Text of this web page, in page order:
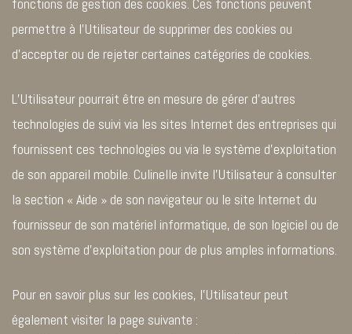
permettre à l’Utilisateur de supprimer des cookies ou
d’accepter ou de rejeter certaines catégories de cookies.
L’Utilisateur pourrait être en mesure de gérer d’autres
technologies de suivi via les sites Internet des entreprises qui
fournissent ces technologies ou via le système d’exploitation
de son appareil mobile. Culinelle invite l’Utilisateur à consulter
la section « Aide » de son navigateur ou le site Internet du
fournisseur de son matériel informatique, de son logiciel ou de
son système d’exploitation pour de plus amples informations.
Pour en savoir plus sur les cookies, l’Utilisateur peut
également visiter la page suivante :